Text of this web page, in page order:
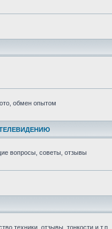
обмен опытом
вопросы, советы, отзывы
техники, отзывы, тонкости и т.п.